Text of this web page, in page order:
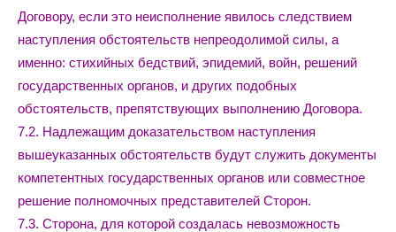
Договору, если это неисполнение явилось следствием
наступления обстоятельств непреодолимой силы, а
именно: стихийных бедствий, эпидемий, войн, решений
государственных органов, и других подобных
обстоятельств, препятствующих выполнению Договора.
7.2. Надлежащим доказательством наступления
вышеуказанных обстоятельств будут служить документы
компетентных государственных органов или совместное
решение полномочных представителей Сторон.
7.3. Сторона, для которой создалась невозможность